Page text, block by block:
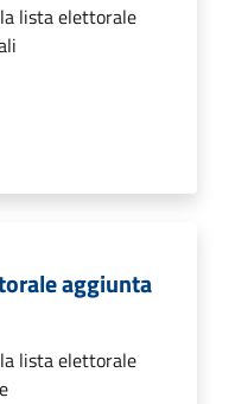
lista elettorale
aggiunta
lista elettorale